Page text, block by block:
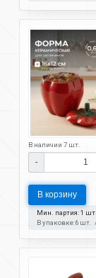
В наличии 7 шт.
-
В корзину
Мин. партия: 1 шт.
В упаковке:6 шт.